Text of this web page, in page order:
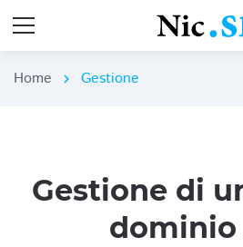
Home chevron_right Gestione
Gestione di
dominio